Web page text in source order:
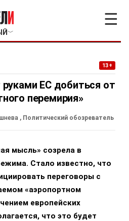
﹀
☰
13+
руками ЕС добиться от
перемирия»
, Политический обозреватель
мысль» созрела в
Стало известно, что
переговоры с
«аэропортном
европейских
что это будет